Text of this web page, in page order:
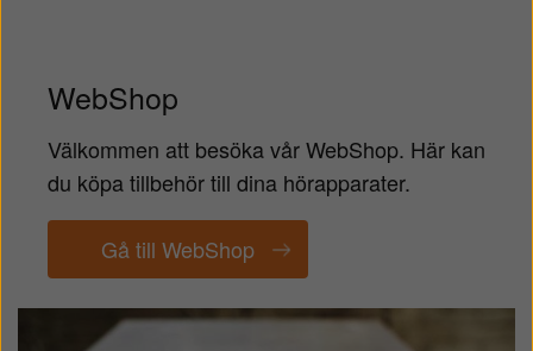
WebShop
Välkommen att besöka vår WebShop. Här kan
du köpa tillbehör till dina hörapparater.
Gå till WebShop